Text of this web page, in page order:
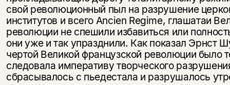
свой революционный пыл на разрушение
институтов и всего Ancien Regime, глашатаи
революции не спе­шили избавиться или
они уже и так упразд­нили. Как показал Эрнст
чертой Великой французской революции было
следовала императиву творческого
сбрасывалось с пьедестала и разрушалось